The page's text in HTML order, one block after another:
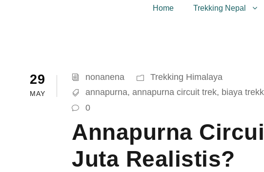
Home Trekking Nepal
29
MAY
nonanena
Trekking Himalaya
annapurna, annapurna circuit trek, biaya
0
Annapurna
Juta Realistis?